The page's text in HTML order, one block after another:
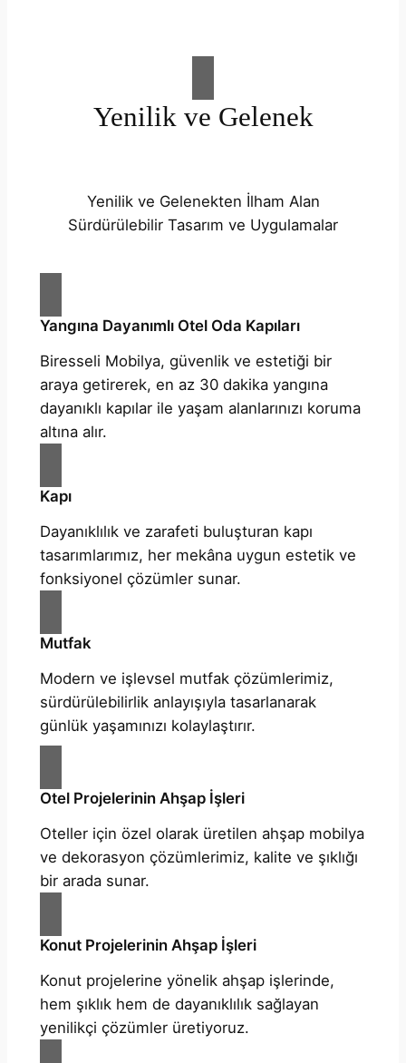
Yenilik ve Gelenek
Yenilik ve Gelenekten İlham Alan
Sürdürülebilir Tasarım ve Uygulamalar
Yangına Dayanımlı Otel Oda Kapıları
Biresseli Mobilya, güvenlik ve estetiği bir
araya getirerek, en az 30 dakika yangına
dayanıklı kapılar ile yaşam alanlarınızı koruma
altına alır.
Kapı
Dayanıklılık ve zarafeti buluşturan kapı
tasarımlarımız, her mekâna uygun estetik ve
fonksiyonel çözümler sunar.
Mutfak
Modern ve işlevsel mutfak çözümlerimiz,
sürdürülebilirlik anlayışıyla tasarlanarak
günlük yaşamınızı kolaylaştırır.
Otel Projelerinin Ahşap İşleri
Oteller için özel olarak üretilen ahşap mobilya
ve dekorasyon çözümlerimiz, kalite ve şıklığı
bir arada sunar.
Konut Projelerinin Ahşap İşleri
Konut projelerine yönelik ahşap işlerinde,
hem şıklık hem de dayanıklılık sağlayan
yenilikçi çözümler üretiyoruz.